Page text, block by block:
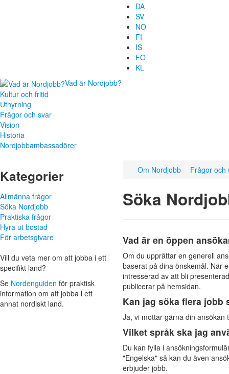
DA
SV
NO
FI
IS
FO
KL
Vad är Nordjobb?
Kultur och fritid
Uthyrning
Frågor och svar
Vision
Historia
Nordjobbambassadörer
Kategorier
Allmänna frågor
Söka Nordjobb
Praktiska frågor
Hyra ut bostad
För arbetsgivare
Vill du veta mer om att jobba i ett
specifikt land?
Se Norden­guiden för praktisk
informa­tion om att jobba i ett
annat nordiskt land.
Om Nordjobb Frågor och
Söka
Vad är en öppen
Om du upprättar en generell
baserat på dina önskemål. När
intresserad av att bli
publicerar på hemsidan.
Kan jag söka flera jobb
Ja, vi mottar gärna din
Vilket språk ska jag
Du kan fylla i
"Engelska" så kan du även
erbjuder jobb.